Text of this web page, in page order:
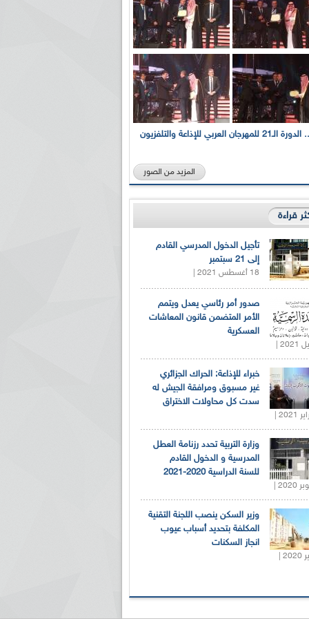
بالصور... الدورة الـ21 للمهرجان العربي للإذاعة والتلفزيون
المزيد من الصور
قراءة
تأجيل الدخول المدرسي القادم
إلى 21 سبتمبر
18 أغسطس 2021 |
صدور أمر رئاسي يعدل ويتمم
الأمر المتضمن قانون المعاشات
العسكرية
خبراء للإذاعة: الحراك الجزائري
غير مسبوق ومرافقة الجيش له
سدت كل محاولات الاختراق
وزارة التربية تحدد رزنامة العطل
المدرسية و الدخول القادم
للسنة الدراسية 2020-2021
وزير السكن ينصب اللجنة التقنية
المكلفة بتحديد أسباب عيوب
انجاز السكنات